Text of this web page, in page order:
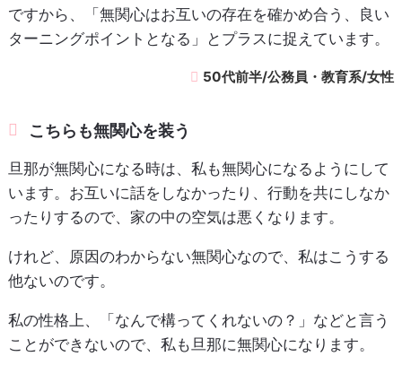
ですから、「無関心はお互いの存在を確かめ合う、良い
ターニングポイントとなる」とプラスに捉えています。
50代前半/公務員・教育系/女性
こちらも無関心を装う
旦那が無関心になる時は、私も無関心になるようにして
います。お互いに話をしなかったり、行動を共にしなか
ったりするので、家の中の空気は悪くなります。
けれど、原因のわからない無関心なので、私はこうする
他ないのです。
私の性格上、「なんで構ってくれないの？」などと言う
ことができないので、私も旦那に無関心になります。